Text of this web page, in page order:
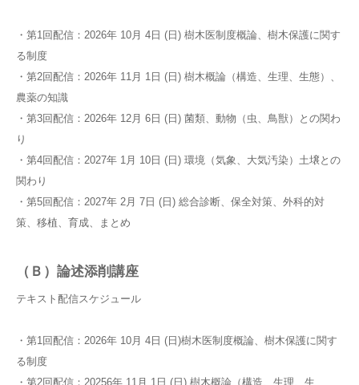
・第1回配信：2026年 10月 4日 (日) 樹木医制度概論、樹木保護に関す
る制度
・第2回配信：2026年 11月 1日 (日) 樹木概論（構造、生理、生態）、
農薬の知識
・第3回配信：2026年 12月 6日 (日) 菌類、動物（虫、鳥獣）との関わ
り
・第4回配信：2027年 1月 10日 (日) 環境（気象、大気汚染）土壌との
関わり
・第5回配信：2027年 2月 7日 (日) 総合診断、保全対策、外科的対
策、移植、育成、まとめ
（Ｂ）論述添削講座
テキスト配信スケジュール
・第1回配信：2026年 10月 4日 (日)樹木医制度概論、樹木保護に関す
る制度
・第2回配信：20256年 11月 1日 (日) 樹木概論（構造、生理、生